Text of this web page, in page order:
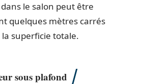
le salon peut être
quelques mètres carrés
superficie totale.
sous plafond